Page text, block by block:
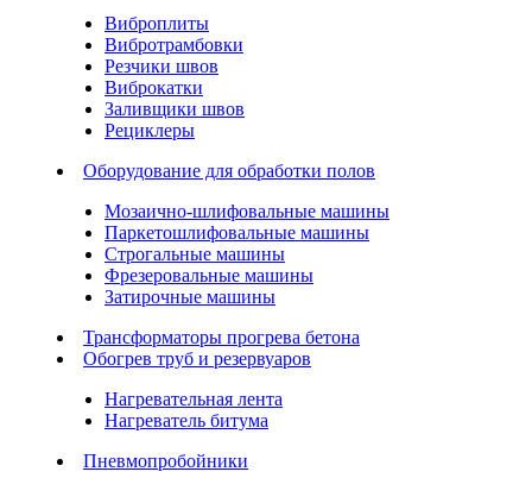
Виброплиты
Вибротрамбовки
Резчики швов
Виброкатки
Заливщики швов
Рециклеры
Оборудование для обработки полов
Мозаично-шлифовальные машины
Паркетошлифовальные машины
Строгальные машины
Фрезеровальные машины
Затирочные машины
Трансформаторы прогрева бетона
Обогрев труб и резервуаров
Нагревательная лента
Нагреватель битума
Пневмопробойники